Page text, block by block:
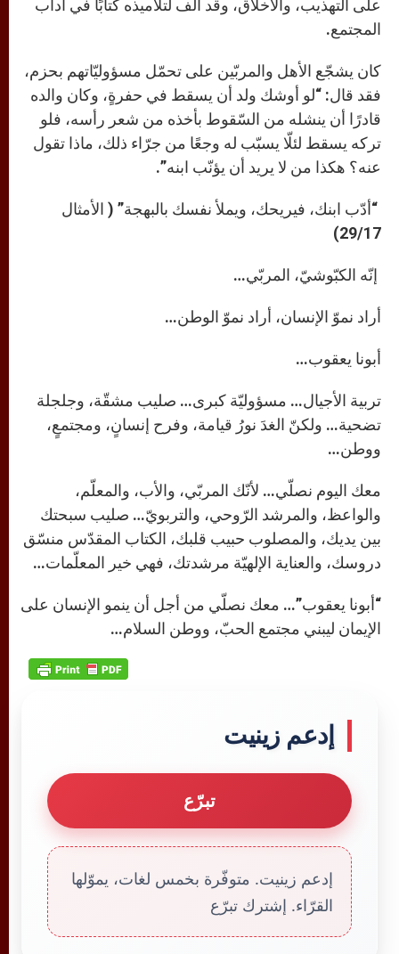
على التهذيب، والأخلاق، وقد ألّف لتلاميذه كتابًا في آداب
المجتمع.
كان يشجّع الأهل والمربّين على تحمّل مسؤوليّاتهم بحزم،
فقد قال: “لو أوشك ولد أن يسقط في حفرةٍ، وكان والده
قادرًا أن ينشله من السّقوط بأخذه من شعر رأسه، فلو
تركه يسقط لئلّا يسبّب له وجعًا من جرّاء ذلك، ماذا تقول
عنه؟ هكذا من لا يريد أن يؤنّب ابنه”.
“أدّب ابنك، فيريحك، ويملأ نفسك بالبهجة” ( الأمثال
29/17)
إنّه الكبّوشيّ، المربّي…
أراد نموّ الإنسان، أراد نموّ الوطن…
أبونا يعقوب…
تربية الأجيال… مسؤوليّة كبرى… صليب مشقّة، وجلجلة
تضحية… ولكنّ الغدَ نورُ قيامة، وفرح إنسانٍ، ومجتمعٍ،
ووطن…
معك اليوم نصلّي… لأنّك المربّي، والأب، والمعلّم،
والواعظ، والمرشد الرّوحي، والتربويّ… صليب سبحتك
بين يديك، والمصلوب حبيب قلبك، الكتاب المقدّس منسّق
دروسك، والعناية الإلهيّة مرشدتك، فهي خير المعلّمات…
“أبونا يعقوب”… معك نصلّي من أجل أن ينمو الإنسان على
الإيمان ليبني مجتمع الحبّ، ووطن السلام…
إدعم زينيت
تبرّع
إدعم زينيت. متوفّرة بخمس لغات، يموّلها
القرّاء. إشترك تبرّع